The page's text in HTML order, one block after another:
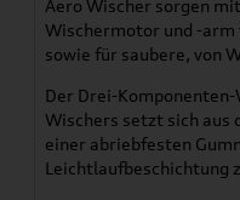
Aero Wischer sorgen
Wischermotor und -
sowie für saubere, von
Der Drei-
Wischers setzt sich
einer abriebfesten
Leichtlaufbeschichtung